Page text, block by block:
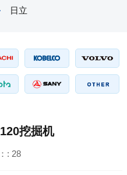
日立
挖掘机
: 28